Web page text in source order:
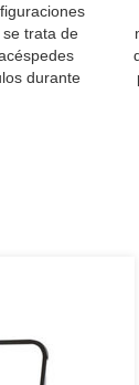
trata de
durante